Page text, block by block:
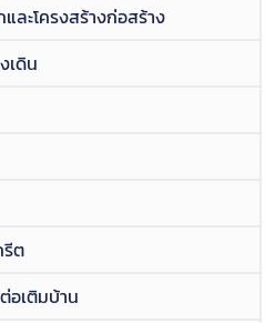
ละโครงสร้างก่อสร้าง
เดิน
ต
อเติมบ้าน